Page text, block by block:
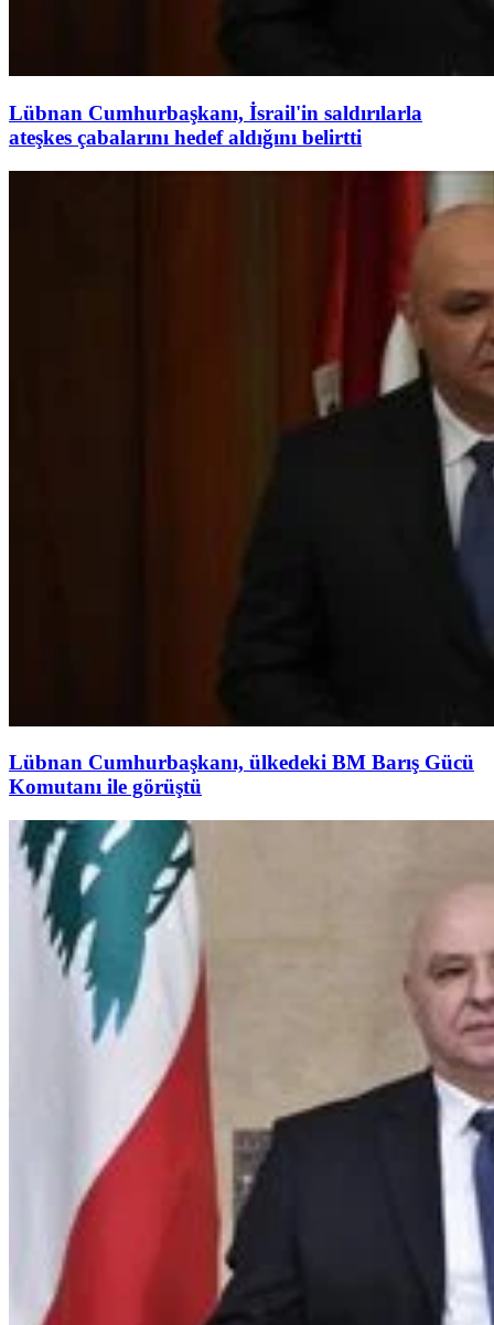
Lübnan Cumhurbaşkanı, İsrail'in saldırılarla
ateşkes çabalarını hedef aldığını belirtti
Lübnan Cumhurbaşkanı, ülkedeki BM Barış Gücü
Komutanı ile görüştü